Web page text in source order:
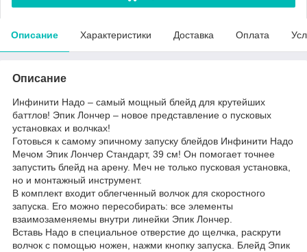
Описание Характеристики Доставка Оплата
Описание
Инфинити Надо – самый мощный блейд для крутейших
баттлов! Эпик Лончер – новое представление о пусковых
установках и волчках!
Готовься к самому эпичному запуску блейдов Инфинити Надо
Мечом Эпик Лончер Стандарт, 39 см! Он помогает точнее
запустить блейд на арену. Меч не только пусковая установка,
но и монтажный инструмент.
В комплект входит облегченный волчок для скоростного
запуска. Его можно пересобирать: все элементы
взаимозаменяемы внутри линейки Эпик Лончер.
Вставь Надо в специальное отверстие до щелчка, раскрути
волчок с помощью ножен, нажми кнопку запуска. Блейд Эпик